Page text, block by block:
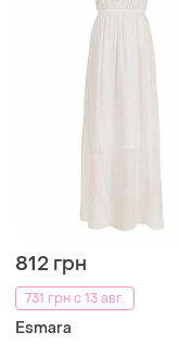
812 грн
731 грн с 13 авг.
Esmara